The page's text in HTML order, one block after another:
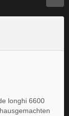
longhi 6600